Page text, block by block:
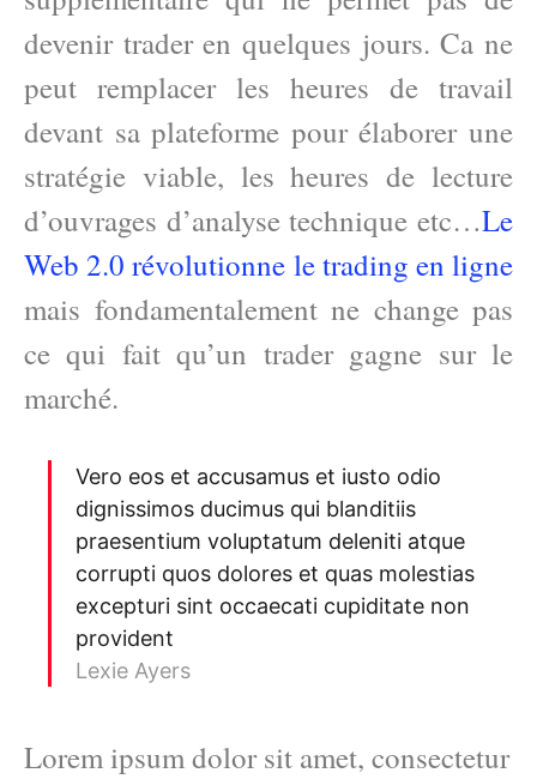
devenir trader en quelques jours. Ca ne
peut remplacer les heures de travail
devant sa plateforme pour élaborer une
stratégie viable, les heures de lecture
d’ouvrages d’analyse technique etc…Le
Web 2.0 révolutionne le trading en ligne
mais fondamentalement ne change pas
ce qui fait qu’un trader gagne sur le
marché.
Vero eos et accusamus et iusto odio
dignissimos ducimus qui blanditiis
praesentium voluptatum deleniti atque
corrupti quos dolores et quas molestias
excepturi sint occaecati cupiditate non
provident
Lexie Ayers
Lorem ipsum dolor sit amet, consectetur